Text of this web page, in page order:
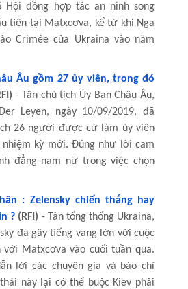
Hội đồng hợp tác an ninh song
tiên tại Matxcơva, kể từ khi Nga
Crimée của Ukraina vào năm
Âu gồm 27 ủy viên, trong đó
- Tân chủ tịch Ủy Ban Châu Âu,
Leyen, ngày 10/09/2019, đã
26 người được cử làm ủy viên
nhiệm kỳ mới. Đúng như lời cam
đẳng nam nữ trong việc chọn
: Zelensky chiến thắng hay
? (RFI) - Tân tổng thống Ukraina,
đã gây tiếng vang lớn với cuộc
Matxcơva vào cuối tuần qua.
lời các chuyên gia và báo chí
này lại có thể buộc Kiev phải